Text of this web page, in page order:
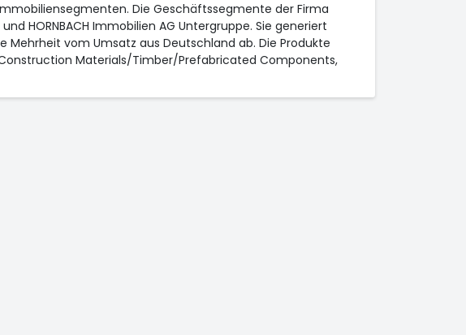
Die Geschäftssegmente der Firma
HORNBACH Immobilien AG Untergruppe. Sie generiert
Mehrheit vom Umsatz aus Deutschland ab. Die Produkte
Materials/Timber/Prefabricated Components,